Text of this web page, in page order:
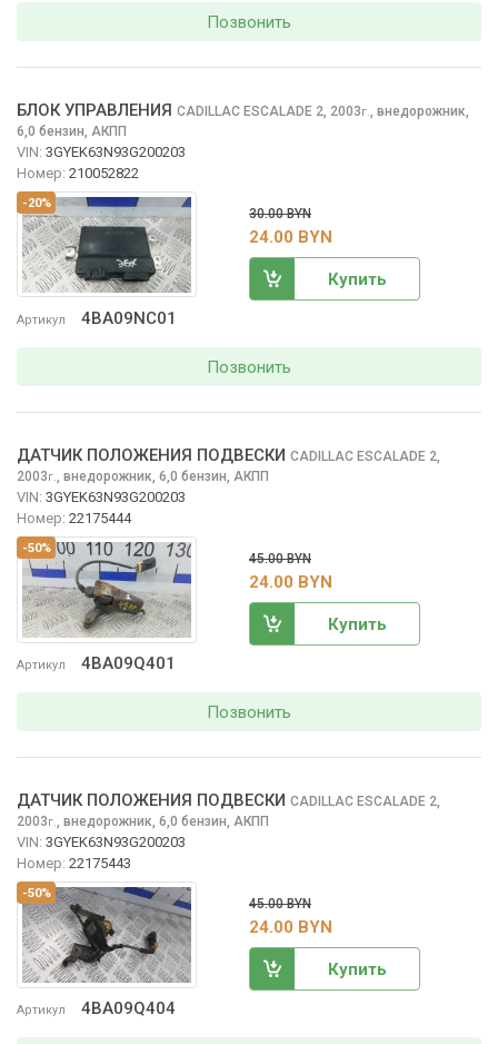
Позвонить
-20%
Артикул 4BA09NC01
БЛОК УПРАВЛЕНИЯ CADILLAC ESCALADE 2, 2003г. внедорожник,
6,0 бензин, АКПП
VIN: 3GYEK63N93G200203
Номер: 210052822
30.00 BYN
24.00 BYN
Купить
Позвонить
-50%
Артикул 4BA09Q401
ДАТЧИК ПОЛОЖЕНИЯ ПОДВЕСКИ CADILLAC ESCALADE 2,
2003г. внедорожник, 6,0 бензин, АКПП
VIN: 3GYEK63N93G200203
Номер: 22175444
45.00 BYN
24.00 BYN
Купить
Позвонить
-50%
Артикул 4BA09Q404
ДАТЧИК ПОЛОЖЕНИЯ ПОДВЕСКИ CADILLAC ESCALADE 2,
2003г. внедорожник, 6,0 бензин, АКПП
VIN: 3GYEK63N93G200203
Номер: 22175443
45.00 BYN
24.00 BYN
Купить